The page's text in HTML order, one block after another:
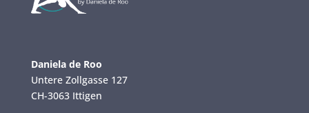
Daniela de Roo
Untere Zollgasse 127
CH-3063 Ittigen